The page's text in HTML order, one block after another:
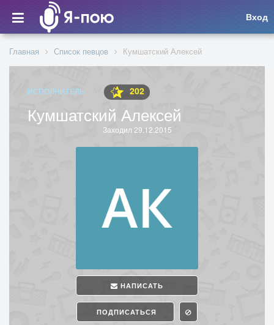
Вход
Главная Список певцов Кумшатский Алексей
ИСПОЛНИТЕЛЬ 202
Кумшатский Алексей
Заходил 29.12.2015
НАПИСАТЬ
ПОДПИСАТЬСЯ